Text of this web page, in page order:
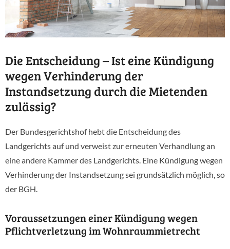
Die Entscheidung – Ist eine Kündigung
wegen Verhinderung der
Instandsetzung durch die Mietenden
zulässig?
Der Bundesgerichtshof hebt die Entscheidung des
Landgerichts auf und verweist zur erneuten Verhandlung an
eine andere Kammer des Landgerichts. Eine Kündigung wegen
Verhinderung der Instandsetzung sei grundsätzlich möglich, so
der BGH.
Voraussetzungen einer Kündigung wegen
Pflichtverletzung im Wohnraummietrecht